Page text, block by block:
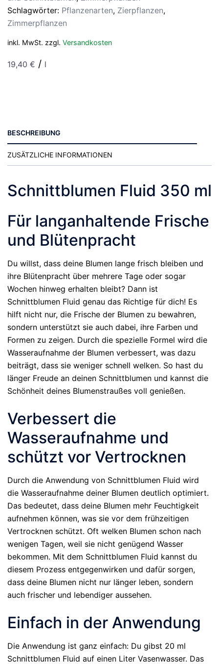
Schlagwörter: Pflanzenarten, Zierpflanzen,
Zimmerpflanzen
inkl. MwSt. zzgl. Versandkosten
19,40 € / l
BESCHREIBUNG
ZUSÄTZLICHE INFORMATIONEN
Schnittblumen Fluid 350 ml
Für langanhaltende Frische
und Blütenpracht
Du willst, dass deine Blumen lange frisch bleiben und
ihre Blütenpracht über mehrere Tage oder sogar
Wochen hinweg erhalten bleibt? Dann ist
Schnittblumen Fluid genau das Richtige für dich! Es
hilft nicht nur, die Frische der Blumen zu bewahren,
sondern unterstützt sie auch dabei, ihre Farben und
Formen zu zeigen. Durch die spezielle Formel wird die
Wasseraufnahme der Blumen verbessert, was dazu
beiträgt, dass sie weniger schnell welken. So hast du
länger Freude an deinen Schnittblumen und kannst die
Schönheit deines Blumenstraußes voll genießen.
Verbessert die
Wasseraufnahme und
schützt vor Vertrocknen
Durch die Anwendung von Schnittblumen Fluid wird
die Wasseraufnahme deiner Blumen deutlich optimiert.
Das bedeutet, dass deine Blumen mehr Feuchtigkeit
aufnehmen können, was sie vor dem frühzeitigen
Vertrocknen schützt. Oft welken Blumen schon nach
wenigen Tagen, weil sie nicht genügend Wasser
bekommen. Mit dem Schnittblumen Fluid kannst du
diesem Prozess entgegenwirken und dafür sorgen,
dass deine Blumen nicht nur länger leben, sondern
auch frischer und lebendiger aussehen.
Einfach in der Anwendung
Die Anwendung ist ganz einfach: Du gibst 20 ml
Schnittblumen Fluid auf einen Liter Vasenwasser. Das